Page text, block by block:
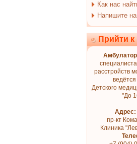
Как нас
Напишите
Прийти к
расстройств
Детского
"До
Адрес:
пр-кт
Клиника